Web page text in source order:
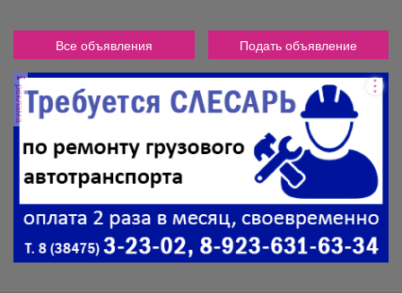
Все объявления Подать объявление
реклама